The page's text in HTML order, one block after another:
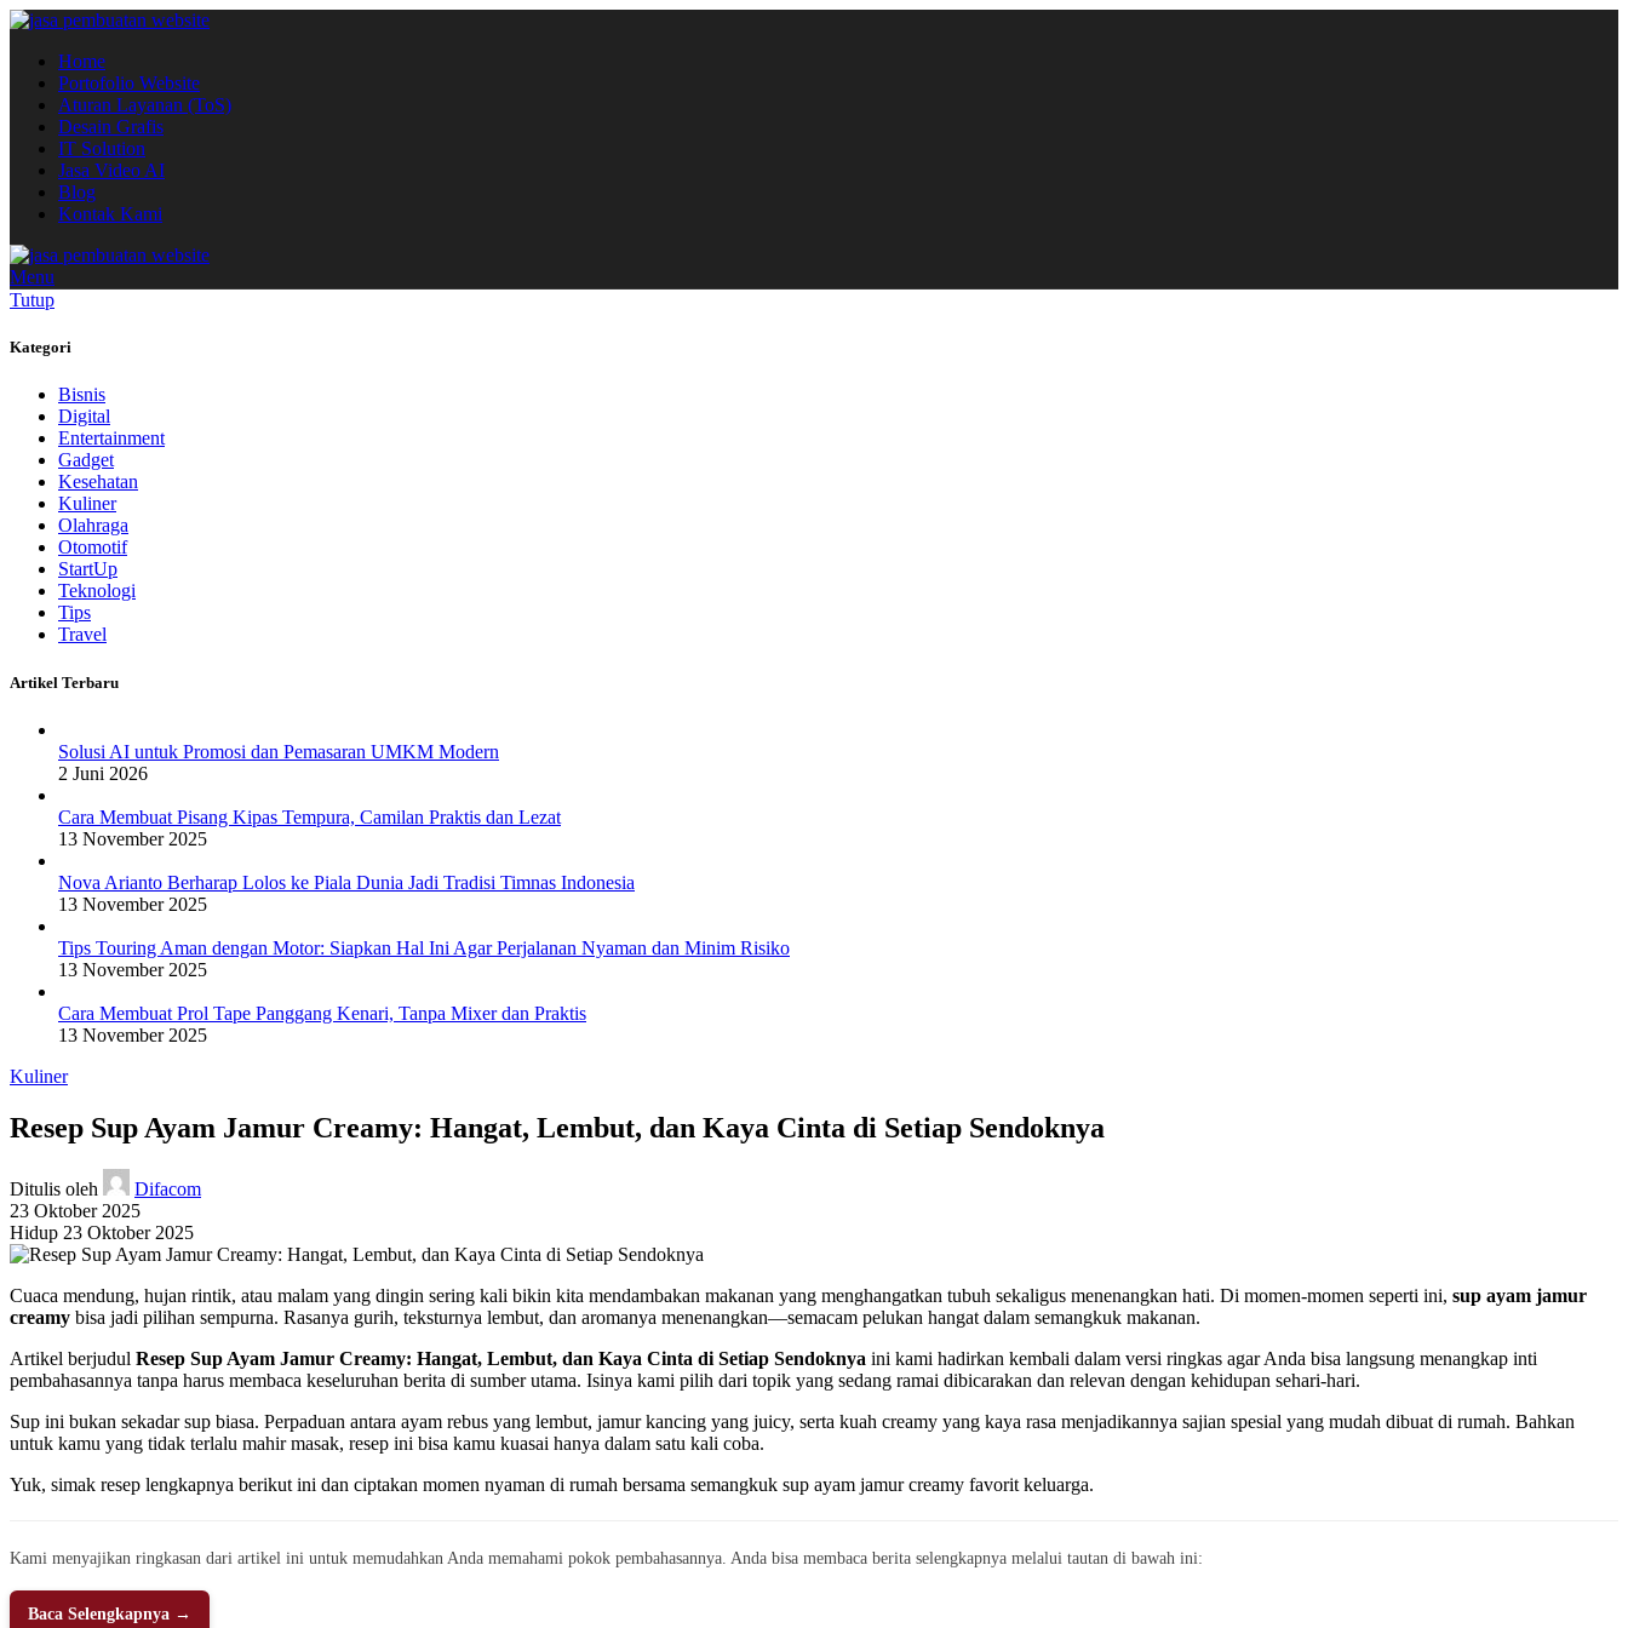
Home
Portofolio Website
Aturan Layanan (ToS)
Desain Grafis
IT Solution
Jasa Video AI
Blog
Kontak Kami
Menu
Tutup
Kategori
Bisnis
Digital
Entertainment
Gadget
Kesehatan
Kuliner
Olahraga
Otomotif
StartUp
Teknologi
Tips
Travel
Artikel Terbaru
Solusi AI untuk Promosi dan Pemasaran UMKM Modern
2 Juni 2026
Cara Membuat Pisang Kipas Tempura, Camilan Praktis dan Lezat
13 November 2025
Nova Arianto Berharap Lolos ke Piala Dunia Jadi Tradisi Timnas Indonesia
13 November 2025
Tips Touring Aman dengan Motor: Siapkan Hal Ini Agar Perjalanan Nyaman dan Minim Risiko
13 November 2025
Cara Membuat Prol Tape Panggang Kenari, Tanpa Mixer dan Praktis
13 November 2025
Kuliner
Resep Sup Ayam Jamur Creamy: Hangat, Lembut, dan Kaya Cinta di Setiap Sendoknya
Ditulis oleh
Difacom
23 Oktober 2025
Hidup 23 Oktober 2025
Cuaca mendung, hujan rintik, atau malam yang dingin sering kali bikin kita mendambakan makanan yang menghangatkan tubuh sekaligus menenangkan hati. Di momen-momen seperti ini, sup ayam jamur
creamy bisa jadi pilihan sempurna. Rasanya gurih, teksturnya lembut, dan aromanya menenangkan—semacam pelukan hangat dalam semangkuk makanan.
Artikel berjudul Resep Sup Ayam Jamur Creamy: Hangat, Lembut, dan Kaya Cinta di Setiap Sendoknya ini kami hadirkan kembali dalam versi ringkas agar Anda bisa langsung menangkap inti
pembahasannya tanpa harus membaca keseluruhan berita di sumber utama. Isinya kami pilih dari topik yang sedang ramai dibicarakan dan relevan dengan kehidupan sehari-hari.
Sup ini bukan sekadar sup biasa. Perpaduan antara ayam rebus yang lembut, jamur kancing yang juicy, serta kuah creamy yang kaya rasa menjadikannya sajian spesial yang mudah dibuat di rumah. Bahkan
untuk kamu yang tidak terlalu mahir masak, resep ini bisa kamu kuasai hanya dalam satu kali coba.
Yuk, simak resep lengkapnya berikut ini dan ciptakan momen nyaman di rumah bersama semangkuk sup ayam jamur creamy favorit keluarga.
Kami menyajikan ringkasan dari artikel ini untuk memudahkan Anda memahami pokok pembahasannya. Anda bisa membaca berita selengkapnya melalui tautan di bawah ini:
Baca Selengkapnya →